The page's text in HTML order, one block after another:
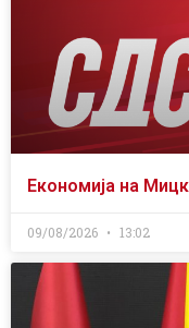
Економија на
09/08/2026 13:02